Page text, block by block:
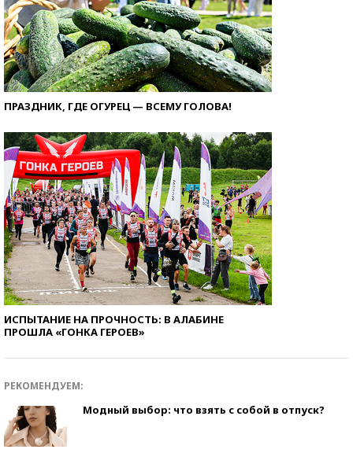
ПРАЗДНИК, ГДЕ ОГУРЕЦ — ВСЕМУ ГОЛОВА!
ИСПЫТАНИЕ НА ПРОЧНОСТЬ: В АЛАБИНЕ
ПРОШЛА «ГОНКА ГЕРОЕВ»
РЕКОМЕНДУЕМ:
Модный выбор: что взять с собой в отпуск?